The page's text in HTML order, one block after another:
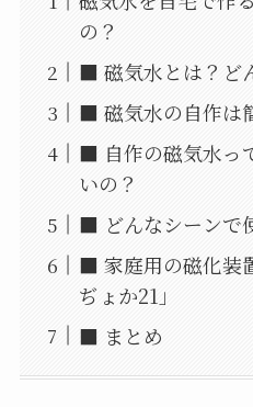
の？
■ 磁気水とは？ど
■ 磁気水の自作は
■ 自作の磁気水っ
いの？
■ どんなシーンで
■ 家庭用の磁化装
ぢょか21」
■ まとめ